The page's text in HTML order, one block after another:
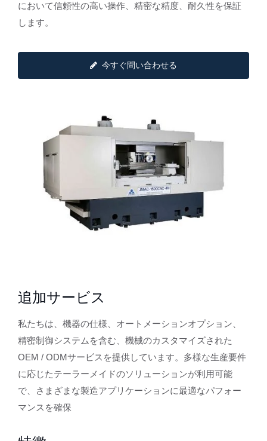
において信頼性の高い操作、精密な精度、耐久性を保証
します。
今すぐ問い合わせる
追加サービス
私たちは、機器の仕様、オートメーションオプション、
精密制御システムを含む、機械のカスタマイズされた
OEM / ODMサービスを提供しています。多様な生産要件
に応じたテーラーメイドのソリューションが利用可能
で、さまざまな製造アプリケーションに最適なパフォー
マンスを確保